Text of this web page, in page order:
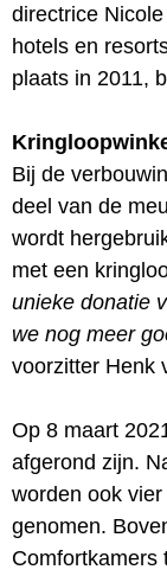
directrice
hotels en
plaats in 2011,
Bij de
deel van de
wordt
met een
unieke donatie
we nog meer
voorzitter Henk
Op 8 maart
afgerond zijn.
worden ook
genomen.
Comfortkamers